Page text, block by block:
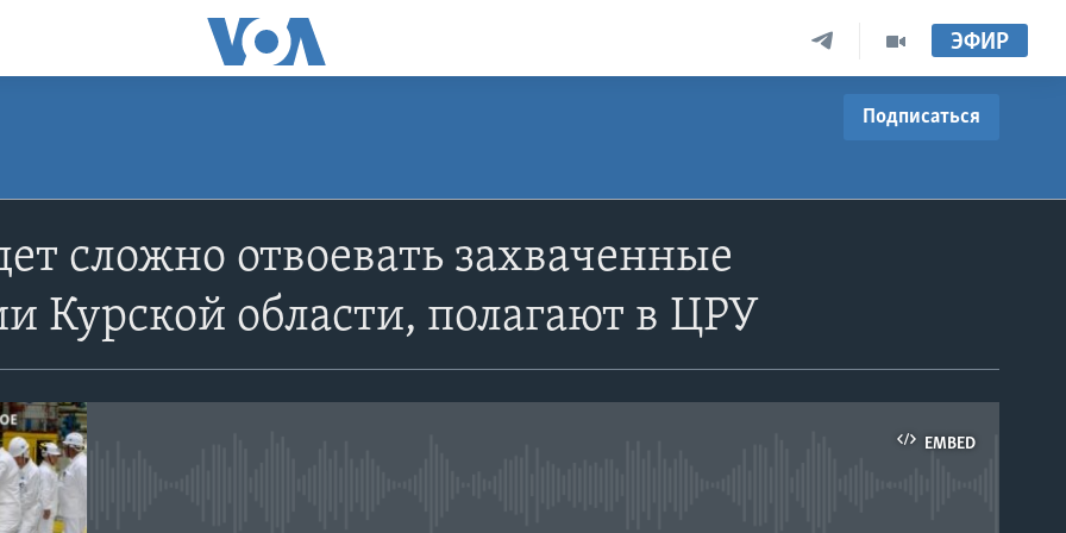
ЭФИР
Подписаться
Apple Podcasts
сложно отвоевать захваченные
Курской области, полагают в ЦРУ
EMBED